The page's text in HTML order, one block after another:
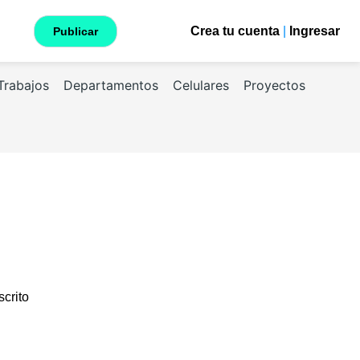
Publicar Crea tu cuenta| Ingresar
Departamentos Celulares Proyectos